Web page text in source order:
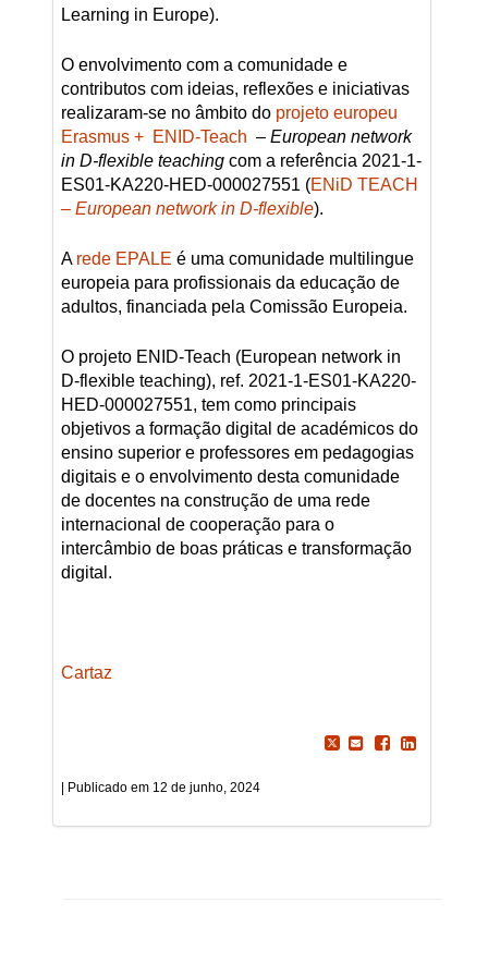
Learning in Europe).
O envolvimento com a comunidade e
contributos com ideias, reflexões e iniciativas
realizaram-se no âmbito do projeto europeu
Erasmus + ENID-Teach – European network
in D-flexible teachingcom a referência 2021-1-
ES01-KA220-HED-000027551 (ENiD TEACH
–European network in D-flexible).
A rede EPALE é uma comunidade multilingue
europeia para profissionais da educação de
adultos, financiada pela Comissão Europeia.
O projeto ENID-Teach (European network in
D-flexible teaching), ref. 2021-1-ES01-KA220-
HED-000027551, tem como principais
objetivos a formação digital de académicos do
ensino superior e professores em pedagogias
digitais e o envolvimento desta comunidade
de docentes na construção de uma rede
internacional de cooperação para o
intercâmbio de boas práticas e transformação
digital.
Cartaz
12 de junho, 2024